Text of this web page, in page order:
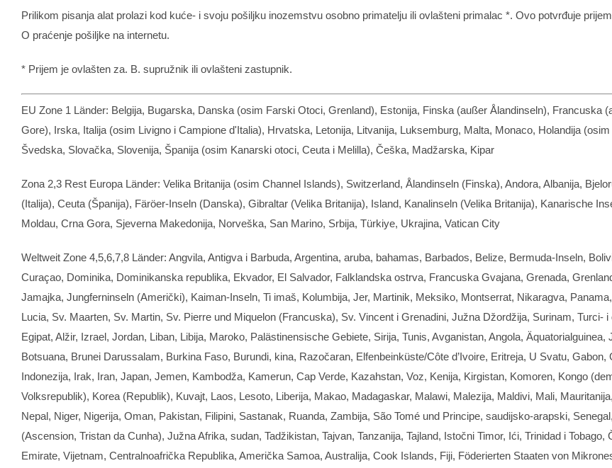
Prilikom pisanja alat prolazi kod kuće- i svoju pošiljku inozemstvu osobno primatelju ili ovlašteni primalac *. Ovo potvrđuje
O praćenje pošiljke na internetu.
* Prijem je ovlašten za. B. supružnik ili ovlašteni zastupnik.
EU Zone 1 Länder: Belgija, Bugarska, Danska (osim Farski Otoci, Grenland), Estonija, Finska (außer Ålandinseln), Francuska (
Gore), Irska, Italija (osim Livigno i Campione d'Italia), Hrvatska, Letonija, Litvanija, Luksemburg, Malta, Monaco, Holandija
Švedska, Slovačka, Slovenija, Španija (osim Kanarski otoci, Ceuta i Melilla), Češka, Madžarska, Kipar
Zona 2,3 Rest Europa Länder: Velika Britanija (osim Channel Islands), Switzerland, Ålandinseln (Finska), Andora, Albanija,
(Italija), Ceuta (Španija), Färöer-Inseln (Danska), Gibraltar (Velika Britanija), Island, Kanalinseln (Velika Britanija), Kanarische
Moldau, Crna Gora, Sjeverna Makedonija, Norveška, San Marino, Srbija, Türkiye, Ukrajina, Vatican City
Weltweit Zone 4,5,6,7,8 Länder: Angvila, Antigva i Barbuda, Argentina, aruba, bahamas, Barbados, Belize, Bermuda-Inseln,
Curaçao, Dominika, Dominikanska republika, Ekvador, El Salvador, Falklandska ostrva, Francuska Gvajana, Grenada,
Jamajka, Jungferninseln (Američki), Kaiman-Inseln, Ti imaš, Kolumbija, Jer, Martinik, Meksiko, Montserrat, Nikaragva,
Lucia, Sv. Maarten, Sv. Martin, Sv. Pierre und Miquelon (Francuska), Sv. Vincent i Grenadini, Južna Džordžija, Surinam,
Egipat, Alžir, Izrael, Jordan, Liban, Libija, Maroko, Palästinensische Gebiete, Sirija, Tunis, Avganistan, Angola,
Botsuana, Brunei Darussalam, Burkina Faso, Burundi, kina, Razočaran, Elfenbeinküste/Côte d’Ivoire, Eritreja, U Svatu, Gabon,
Indonezija, Irak, Iran, Japan, Jemen, Kambodža, Kamerun, Cap Verde, Kazahstan, Voz, Kenija, Kirgistan, Komoren, Kongo (
Volksrepublik), Korea (Republik), Kuvajt, Laos, Lesoto, Liberija, Makao, Madagaskar, Malawi, Malezija, Maldivi, Mali,
Nepal, Niger, Nigerija, Oman, Pakistan, Filipini, Sastanak, Ruanda, Zambija, São Tomé und Principe, saudijsko-arapski,
(Ascension, Tristan da Cunha), Južna Afrika, sudan, Tadžikistan, Tajvan, Tanzanija, Tajland, Istočni Timor, Ići, Trinidad i
Emirate, Vijetnam, Centralnoafrička Republika, Američka Samoa, Australija, Cook Islands, Fiji, Föderierten Staaten von